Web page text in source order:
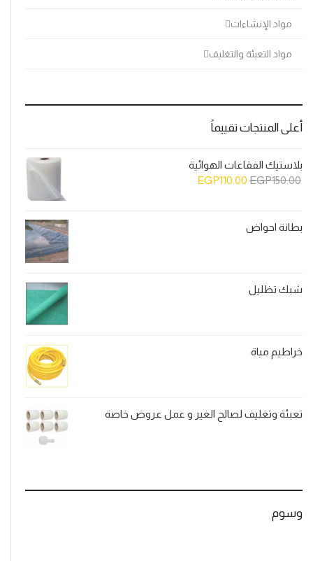
مواد الإنشاءات
مواد التعبئة والتغليف
أعلى المنتجات تقييماً
بلاستيك الفقاعات الهوائية
EGP150.00
السعرEGP110.00
بطانة احواض
شبك تظليل
خراطيم مياة
تعبئة وتغليف لصالح الغير و عمل عروض خاصة
وسوم